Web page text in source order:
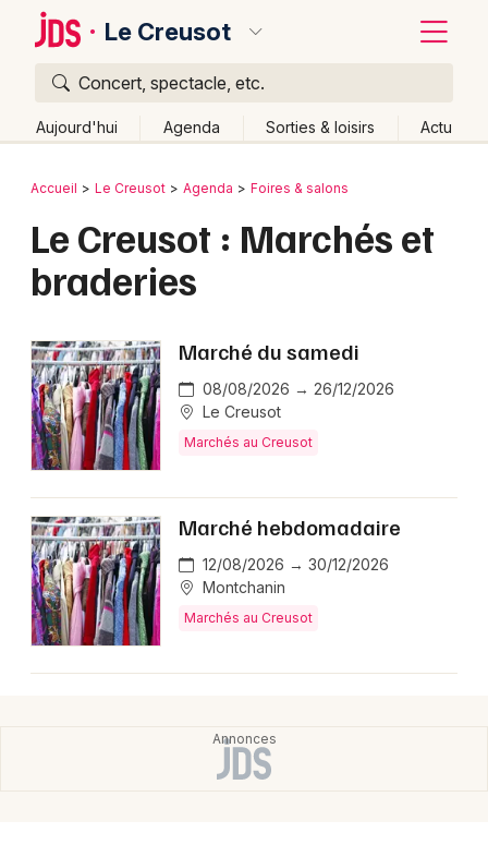
Le Creusot
Concert, spectacle, etc.
Aujourd'hui Agenda Sorties & loisirs Actu
Publier un événement
Activité & Expérience
Manifestations
Spectacles
Concerts
Sports
Bordeaux
Colmar
Lyon
Marseille
Mulhouse
Montpellier
Nantes
Nice
Paris
Strasbourg
Retour
Accueil Le Creusot Agenda Foires & salons
Le Creusot : Marchés et
braderies
Marché du samedi
08/08/2026 → 26/12/2026
Le Creusot
Marchés au Creusot
Marché hebdomadaire
12/08/2026 → 30/12/2026
Montchanin
Marchés au Creusot
Quoi ?
Où ?
Bourgogne
Partout Près de moi Changer de lieu
Quand ?